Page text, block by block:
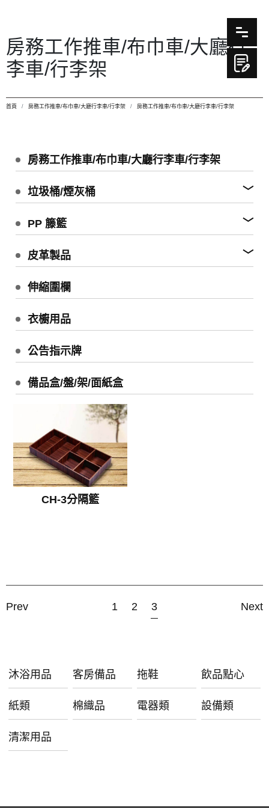
房務工作推車/布巾車/大廳行
李車/行李架
首頁 房務工作推車/布巾車/大廳行李車/行李架 房務工作推車/布巾車/大廳行李車/行李架
房務工作推車/布巾車/大廳行李車/行李架
垃圾桶/煙灰桶
PP 籐籃
皮革製品
伸縮圍欄
衣櫥用品
公告指示牌
備品盒/盤/架/面紙盒
CH-3分隔籃
Prev 1 2 3 Next
沐浴用品 客房備品 拖鞋 飲品點心
紙類 棉織品 電器類 設備類
清潔用品